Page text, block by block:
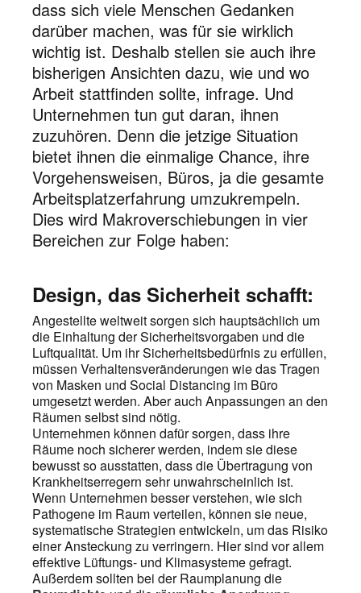
dass sich viele Menschen Gedanken
darüber machen, was für sie wirklich
wichtig ist. Deshalb stellen sie auch ihre
bisherigen Ansichten dazu, wie und wo
Arbeit stattfinden sollte, infrage. Und
Unternehmen tun gut daran, ihnen
zuzuhören. Denn die jetzige Situation
bietet ihnen die einmalige Chance, ihre
Vorgehensweisen, Büros, ja die gesamte
Arbeitsplatzerfahrung umzukrempeln.
Dies wird Makroverschiebungen in vier
Bereichen zur Folge haben:
Design, das Sicherheit schafft:
Angestellte weltweit sorgen sich hauptsächlich um
die Einhaltung der Sicherheitsvorgaben und die
Luftqualität. Um ihr Sicherheitsbedürfnis zu erfüllen,
müssen Verhaltensveränderungen wie das Tragen
von Masken und Social Distancing im Büro
umgesetzt werden. Aber auch Anpassungen an den
Räumen selbst sind nötig.
Unternehmen können dafür sorgen, dass ihre
Räume noch sicherer werden, indem sie diese
bewusst so ausstatten, dass die Übertragung von
Krankheitserregern sehr unwahrscheinlich ist.
Wenn Unternehmen besser verstehen, wie sich
Pathogene im Raum verteilen, können sie neue,
systematische Strategien entwickeln, um das Risiko
einer Ansteckung zu verringern. Hier sind vor allem
effektive Lüftungs- und Klimasysteme gefragt.
Außerdem sollten bei der Raumplanung die